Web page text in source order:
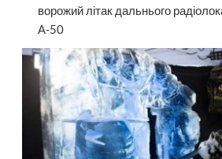
ворожий літак дальнього
А-50